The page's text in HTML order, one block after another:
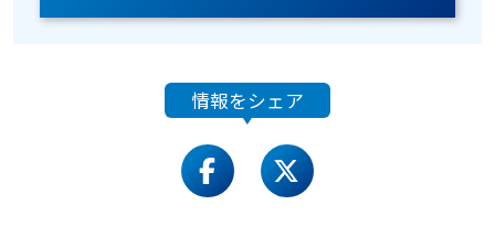
情報をシェア
facebooktwitter